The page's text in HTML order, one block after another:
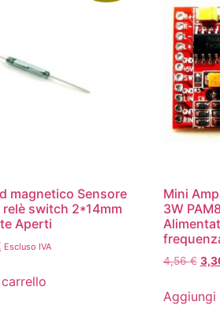
magnetico Sensore
switch 2*14mm
Aperti
Escluso IVA
Mini
3W
4,56€